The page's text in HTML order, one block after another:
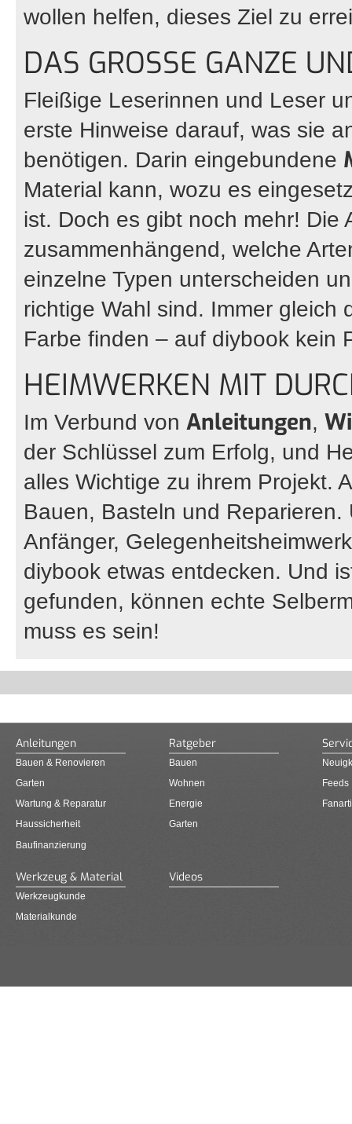
wollen helfen, dieses Ziel zu
DAS GROSSE GANZE
Fleißige Leserinnen und Leser
erste Hinweise darauf, was sie
benötigen. Darin eingebundene
Material kann, wozu es
ist. Doch es gibt noch mehr! Die
zusammenhängend, welche
einzelne Typen unterscheiden
richtige Wahl sind. Immer gleich
Farbe finden – auf diybook kein
HEIMWERKEN MIT
Im Verbund von Anleitungen,
der Schlüssel zum Erfolg, und
alles Wichtige zu ihrem Projekt.
Bauen, Basteln und
Anfänger,
diybook etwas entdecken. Und
gefunden, können echte
muss es sein!
Anleitungen
Bauen & Renovieren
Garten
Wartung & Reparatur
Haussicherheit
Baufinanzierung
Ratgeber
Bauen
Wohnen
Energie
Garten
Feeds
Werkzeug & Material
Werkzeugkunde
Materialkunde
Videos